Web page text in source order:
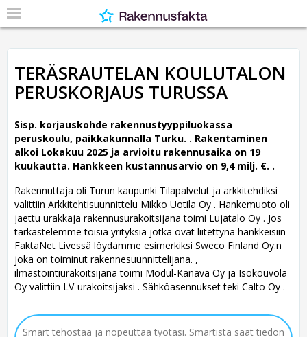
TERÄSRAUTELAN KOULUTALON
PERUSKORJAUS TURUSSA
Sisp. korjauskohde rakennustyyppiluokassa
peruskoulu, paikkakunnalla Turku. . Rakentaminen
alkoi Lokakuu 2025 ja arvioitu rakennusaika on 19
kuukautta. Hankkeen kustannusarvio on 9,4 milj. €. .
Rakennuttaja oli Turun kaupunki Tilapalvelut ja arkkitehdiksi
valittiin Arkkitehtisuunnittelu Mikko Uotila Oy . Hankemuoto oli
jaettu urakkaja rakennusurakoitsijana toimi Lujatalo Oy . Jos
tarkastelemme toisia yrityksiä jotka ovat liitettynä hankkeisiin
FaktaNet Livessä löydämme esimerkiksi Sweco Finland Oy:n
joka on toiminut rakennesuunnittelijana. ,
ilmastointiurakoitsijana toimi Modul-Kanava Oy ja Isokouvola
Oy valittiin LV-urakoitsijaksi . Sähköasennukset teki Calto Oy .
Smart tehostaa ja nopeuttaa työtäsi. Smartista saat tiedon